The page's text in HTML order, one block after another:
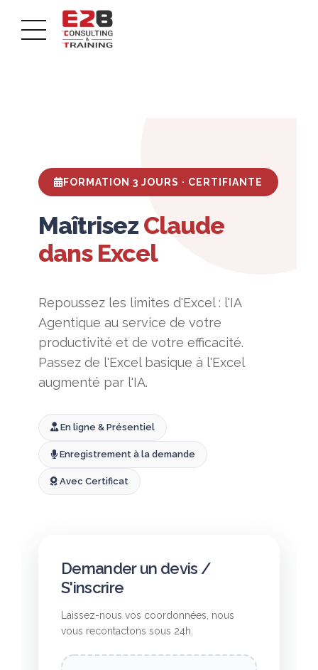
FORMATION 3 JOURS · CERTIFIANTE
Maîtrisez Claude
dans Excel
Repoussez les limites d'Excel : l'IA
Agentique au service de votre
productivité et de votre efficacité.
Passez de l'Excel basique à l'Excel
augmenté par l'IA.
En ligne & Présentiel
Enregistrement à la demande
Avec Certificat
Demander un devis /
S'inscrire
Laissez-nous vos coordonnées, nous
vous recontactons sous 24h.